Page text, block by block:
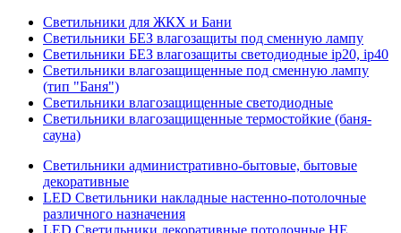
Светильники для ЖКХ и Бани
Светильники БЕЗ влагозащиты под сменную лампу
Светильники БЕЗ влагозащиты светодиодные ip20, ip40
Светильники влагозащищенные под сменную лампу
(тип "Баня")
Светильники влагозащищенные светодиодные
Светильники влагозащищенные термостойкие (баня-
сауна)
Светильники административно-бытовые, бытовые
декоративные
LED Cветильники накладные настенно-потолочные
различного назначения
LED Светильники декоративные потолочные НЕ